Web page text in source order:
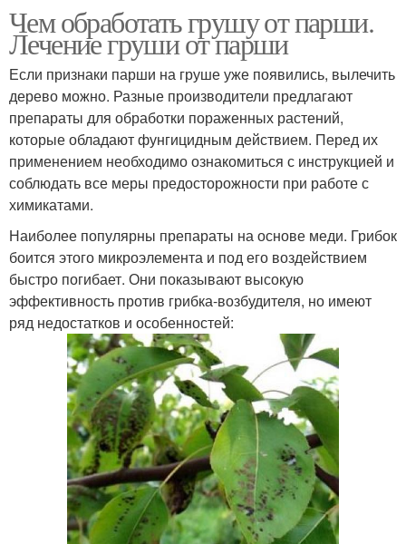
Чем обработать грушу от парши.
Лечение груши от парши
Если признаки парши на груше уже появились, вылечить
дерево можно. Разные производители предлагают
препараты для обработки пораженных растений,
которые обладают фунгицидным действием. Перед их
применением необходимо ознакомиться с инструкцией и
соблюдать все меры предосторожности при работе с
химикатами.
Наиболее популярны препараты на основе меди. Грибок
боится этого микроэлемента и под его воздействием
быстро погибает. Они показывают высокую
эффективность против грибка-возбудителя, но имеют
ряд недостатков и особенностей: